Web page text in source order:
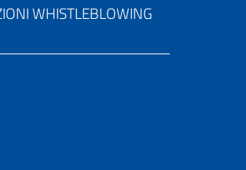
WHISTLEBLOWING